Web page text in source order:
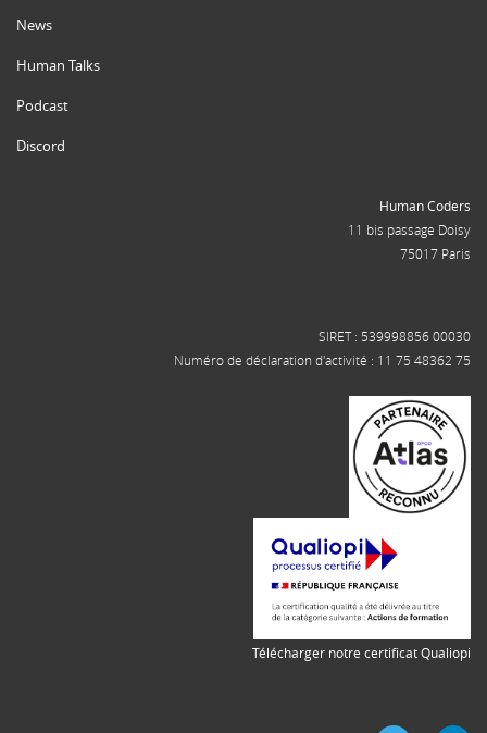
News
Human Talks
Podcast
Discord
Human Coders
11 bis passage Doisy
75017 Paris
SIRET : 539998856 00030
Numéro de déclaration d'activité : 11 75 48362 75
Télécharger notre certificat Qualiopi